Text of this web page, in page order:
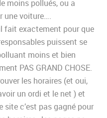
moins pollués, ou a
une voiture….
fait exactement pour que
puissent se
moins et bien
PAS GRAND CHOSE.
les horaires (et oui,
un ordi et le net ) et
site c’est pas gagné pour